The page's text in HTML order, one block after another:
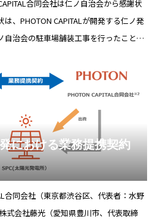
合同会社は仁ノ自治会から感謝状
、PHOTON CAPITALが開発する仁ノ発
自治会の駐車場舗装工事を行ったことに
における業務提携契約
合同会社（東京都渋谷区、代表者：水野
式会社藤光（愛知県豊川市、代表取締